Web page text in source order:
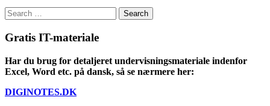
Search
for:
Gratis IT-materiale
Har du brug for detaljeret undervisningsmateriale indenfor
Excel, Word etc. på dansk, så se nærmere her:
DIGINOTES.DK